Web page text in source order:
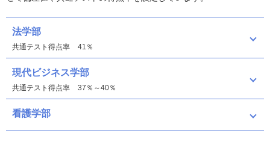
法学部
共通テスト得点率 41％
現代ビジネス学部
共通テスト得点率 37％～40％
看護学部